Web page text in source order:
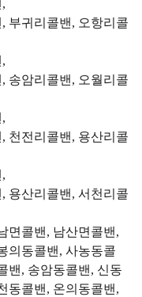
부귀리콜밴, 오항리콜
송암리콜밴, 오월리콜
천전리콜밴, 용산리콜
용산리콜밴, 서천리콜
면콜밴, 남산면콜밴,
의동콜밴, 사농동콜
밴, 송암동콜밴, 신동
동콜밴, 온의동콜밴,